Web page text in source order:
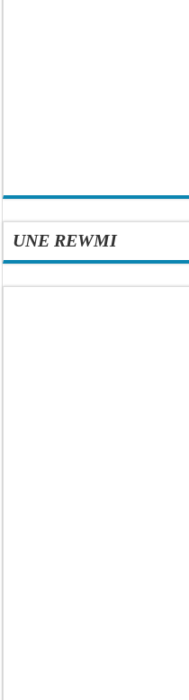
UNE REWMI